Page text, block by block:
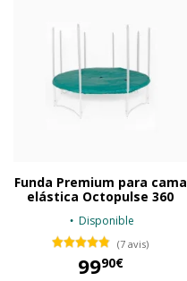
Funda Premium para cama
elástica Octopulse 360
Disponible
(7 avis)
9990€